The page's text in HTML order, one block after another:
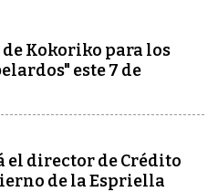
de Kokoriko para los
este 7 de
el director de Crédito
de la Espriella